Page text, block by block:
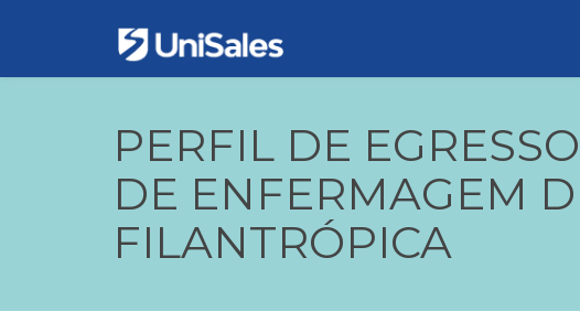
PERFIL DE
DE ENFERMAGEM
FILANTRÓPICA